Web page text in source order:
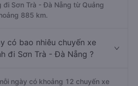
đi Sơn Trà - Đà Nẵng từ Quảng
885 km.
có bao nhiêu chuyến xe
đi Sơn Trà - Đà Nẵng ?
ngày có khoảng 12 chuyến xe